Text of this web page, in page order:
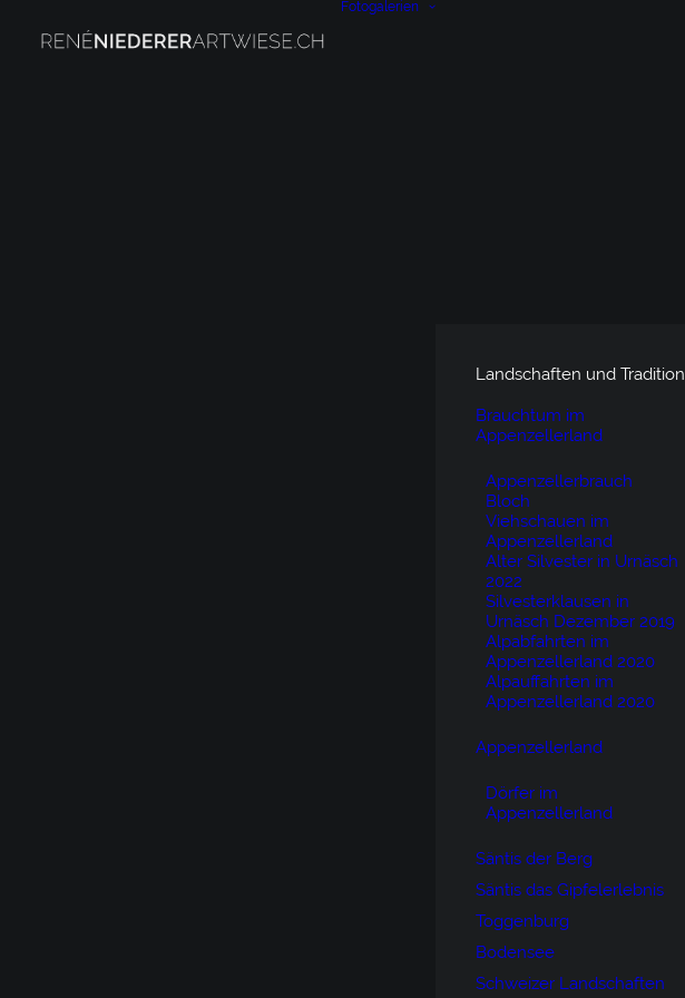
Fotogalerien
Landschaften und Tradition
Brauchtum im
Appenzellerland
Appenzellerbrauch
Bloch
Viehschauen im
Appenzellerland
Alter Silvester in Urnäsch
2022
Silvesterklausen in
Urnäsch Dezember 2019
Alpabfahrten im
Appenzellerland 2020
Alpauffahrten im
Appenzellerland 2020
Appenzellerland
Dörfer im
Appenzellerland
Säntis der Berg
Säntis das Gipfelerlebnis
Toggenburg
Bodensee
Schweizer Landschaften